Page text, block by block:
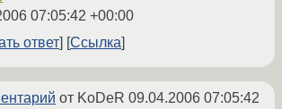
07:05:42 +00:00
ответ
Ссылка
от KoDeR 09.04.2006 07:05:42